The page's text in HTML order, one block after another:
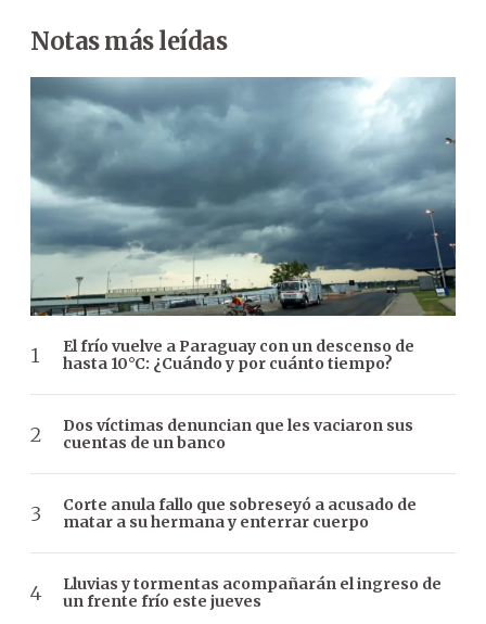
Notas más leídas
El frío vuelve a Paraguay con un descenso de
hasta 10°C: ¿Cuándo y por cuánto tiempo?
Dos víctimas denuncian que les vaciaron sus
cuentas de un banco
Corte anula fallo que sobreseyó a acusado de
matar a su hermana y enterrar cuerpo
Lluvias y tormentas acompañarán el ingreso de
un frente frío este jueves